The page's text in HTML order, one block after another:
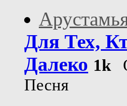
Для Тех,
Далеко 1k
Песня